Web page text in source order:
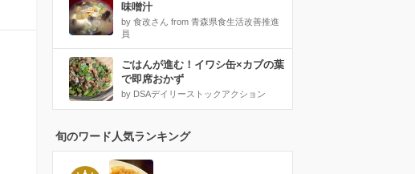
味噌汁
by 食改さん from 青森県食生活改善推進
員
ごはんが進む！イワシ缶×カブの葉
で即席おかず
by DSAデイリーストックアクション
旬のワード人気ランキング